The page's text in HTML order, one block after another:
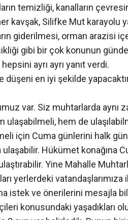
temizliği, kanalların
kavşak, Silifke Mut karayolu
giderilmesi, orman arazisi
gibi bir çok konunun
ayrı ayrı yanıt verdi.
en iyi şekilde
var. Siz muhtarlarda aynı
hem de
için Cuma günlerini halk
Hükümet konağına
Yine Mahalle
yerlerdeki
istek ve önerilerini mesajla
konusundaki yaşadıkları